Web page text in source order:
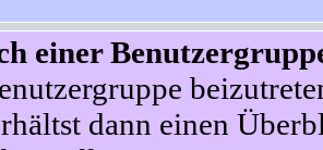
einer
dann einen